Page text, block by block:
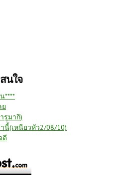
นใจ
****
รูมากิ)
นี้(เหนียวหัว2/08/10)
ดี